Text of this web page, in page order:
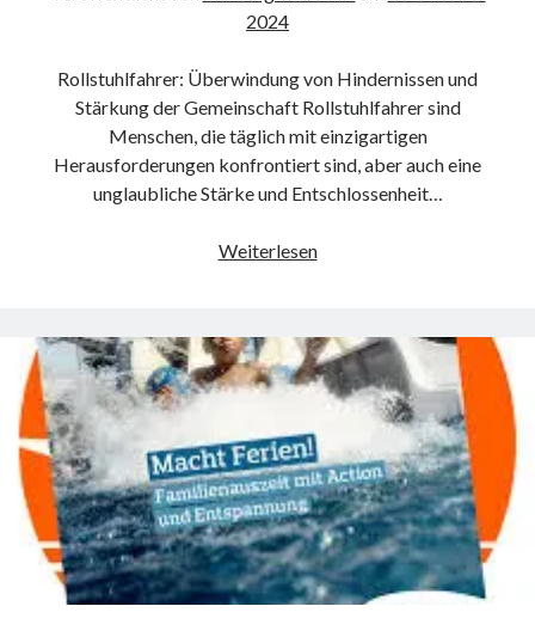
2024
Rollstuhlfahrer: Überwindung von Hindernissen und
Stärkung der Gemeinschaft Rollstuhlfahrer sind
Menschen, die täglich mit einzigartigen
Herausforderungen konfrontiert sind, aber auch eine
unglaubliche Stärke und Entschlossenheit…
WeiterlesenDie
Resilienz
der
Rollstuhlfahrer:
Hindernisse
überwinden
und
Gemeinschaft
stärken